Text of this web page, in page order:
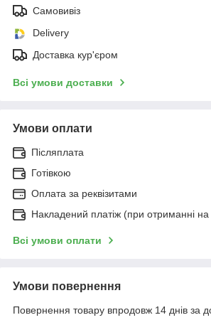
Самовивіз
Delivery
Доставка кур'єром
Всі умови доставки
Умови оплати
Післяплата
Готівкою
Оплата за реквізитами
Накладений платіж (при отриманні на
Всі умови оплати
Умови повернення
Повернення товару впродовж 14 днів за